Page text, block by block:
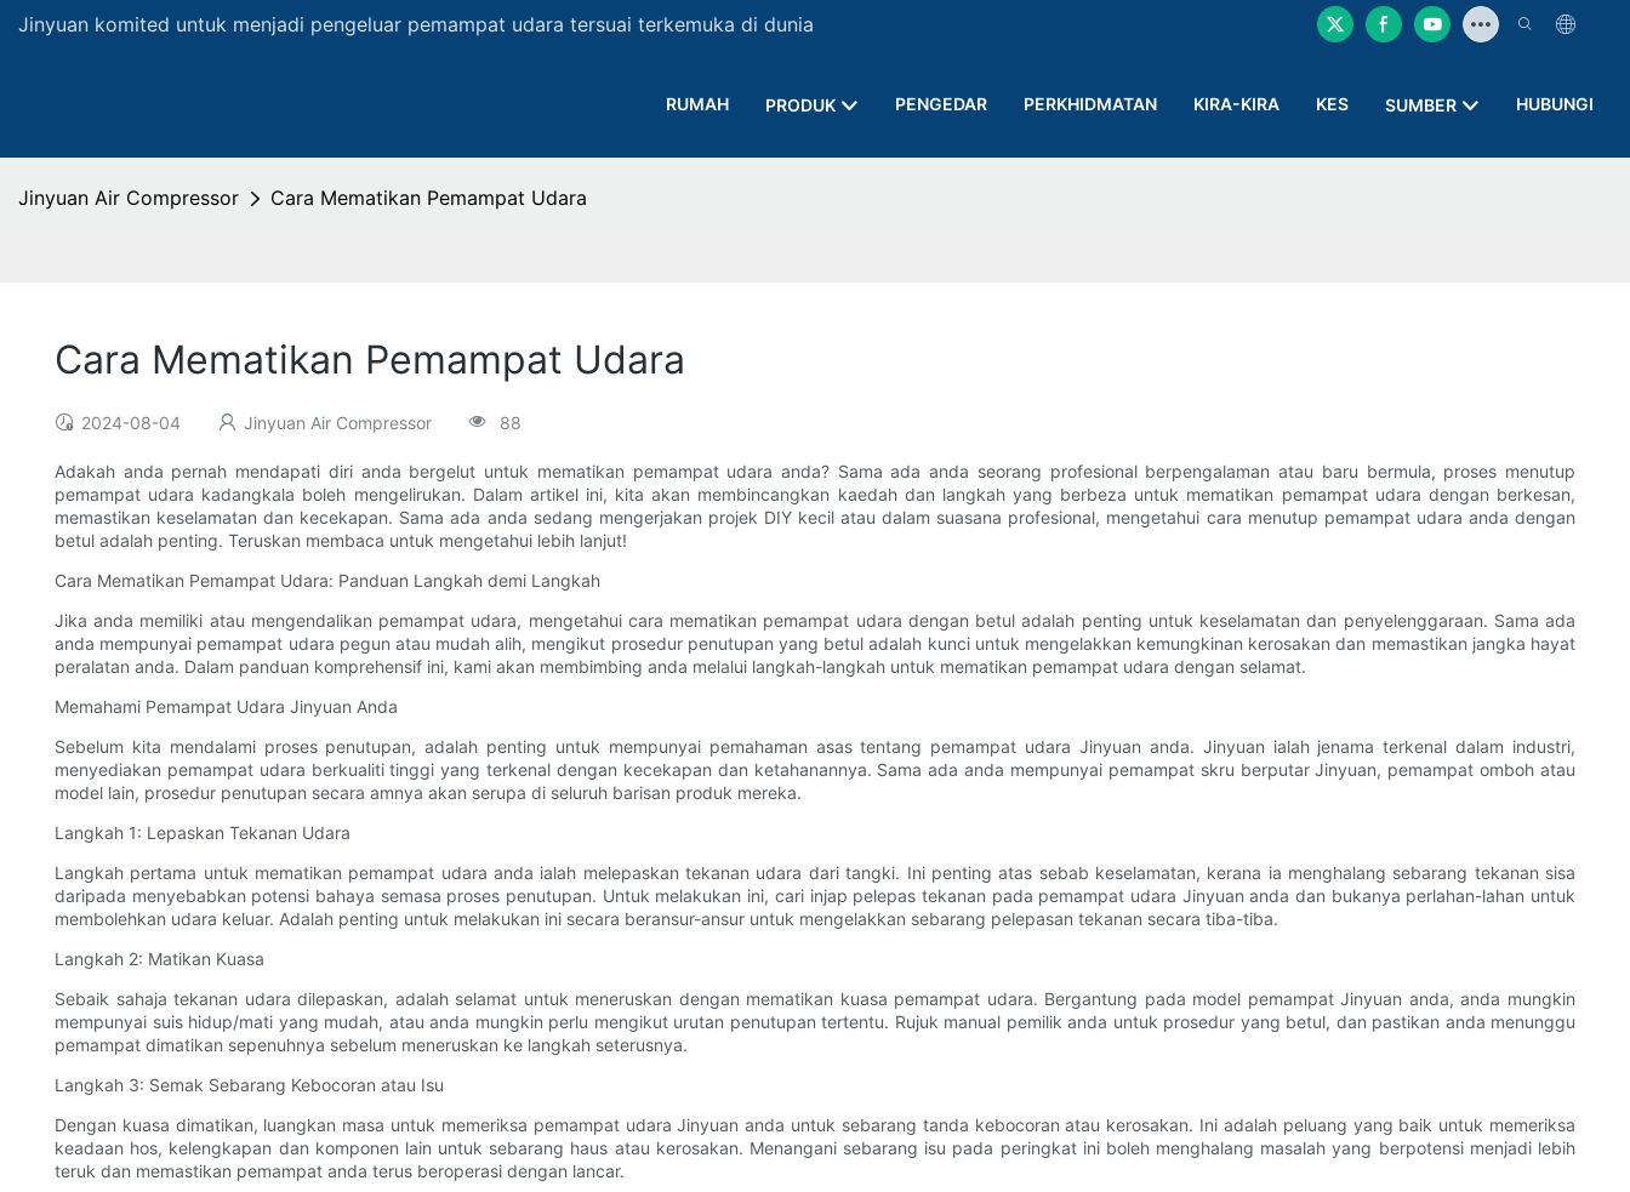
Jinyuan komited untuk menjadi pengeluar pemampat udara tersuai terkemuka di dunia
RUMAH PRODUK PENGEDAR PERKHIDMATAN KIRA-KIRA KES SUMBER HUBUNGI
Jinyuan Air Compressor Cara Mematikan Pemampat Udara
Cara Mematikan Pemampat Udara
2024-08-04 Jinyuan Air Compressor 88
Adakah anda pernah mendapati diri anda bergelut untuk mematikan pemampat udara anda? Sama ada anda seorang profesional berpengalaman atau baru bermula, proses menutup
pemampat udara kadangkala boleh mengelirukan. Dalam artikel ini, kita akan membincangkan kaedah dan langkah yang berbeza untuk mematikan pemampat udara dengan berkesan,
memastikan keselamatan dan kecekapan. Sama ada anda sedang mengerjakan projek DIY kecil atau dalam suasana profesional, mengetahui cara menutup pemampat udara anda dengan
betul adalah penting. Teruskan membaca untuk mengetahui lebih lanjut!
Cara Mematikan Pemampat Udara: Panduan Langkah demi Langkah
Jika anda memiliki atau mengendalikan pemampat udara, mengetahui cara mematikan pemampat udara dengan betul adalah penting untuk keselamatan dan penyelenggaraan. Sama ada
anda mempunyai pemampat udara pegun atau mudah alih, mengikut prosedur penutupan yang betul adalah kunci untuk mengelakkan kemungkinan kerosakan dan memastikan jangka hayat
peralatan anda. Dalam panduan komprehensif ini, kami akan membimbing anda melalui langkah-langkah untuk mematikan pemampat udara dengan selamat.
Memahami Pemampat Udara Jinyuan Anda
Sebelum kita mendalami proses penutupan, adalah penting untuk mempunyai pemahaman asas tentang pemampat udara Jinyuan anda. Jinyuan ialah jenama terkenal dalam industri,
menyediakan pemampat udara berkualiti tinggi yang terkenal dengan kecekapan dan ketahanannya. Sama ada anda mempunyai pemampat skru berputar Jinyuan, pemampat omboh atau
model lain, prosedur penutupan secara amnya akan serupa di seluruh barisan produk mereka.
Langkah 1: Lepaskan Tekanan Udara
Langkah pertama untuk mematikan pemampat udara anda ialah melepaskan tekanan udara dari tangki. Ini penting atas sebab keselamatan, kerana ia menghalang sebarang tekanan sisa
daripada menyebabkan potensi bahaya semasa proses penutupan. Untuk melakukan ini, cari injap pelepas tekanan pada pemampat udara Jinyuan anda dan bukanya perlahan-lahan untuk
membolehkan udara keluar. Adalah penting untuk melakukan ini secara beransur-ansur untuk mengelakkan sebarang pelepasan tekanan secara tiba-tiba.
Langkah 2: Matikan Kuasa
Sebaik sahaja tekanan udara dilepaskan, adalah selamat untuk meneruskan dengan mematikan kuasa pemampat udara. Bergantung pada model pemampat Jinyuan anda, anda mungkin
mempunyai suis hidup/mati yang mudah, atau anda mungkin perlu mengikut urutan penutupan tertentu. Rujuk manual pemilik anda untuk prosedur yang betul, dan pastikan anda menunggu
pemampat dimatikan sepenuhnya sebelum meneruskan ke langkah seterusnya.
Langkah 3: Semak Sebarang Kebocoran atau Isu
Dengan kuasa dimatikan, luangkan masa untuk memeriksa pemampat udara Jinyuan anda untuk sebarang tanda kebocoran atau kerosakan. Ini adalah peluang yang baik untuk memeriksa
keadaan hos, kelengkapan dan komponen lain untuk sebarang haus atau kerosakan. Menangani sebarang isu pada peringkat ini boleh menghalang masalah yang berpotensi menjadi lebih
teruk dan memastikan pemampat anda terus beroperasi dengan lancar.